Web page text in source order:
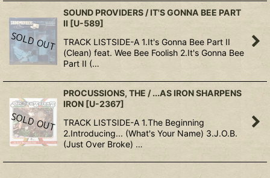
SOUND PROVIDERS / IT'S GONNA BEE PART
II [U-589]
TRACK LISTSIDE-A 1.It's Gonna Bee Part II
(Clean) feat. Wee Bee Foolish 2.It's Gonna Bee
Part II (…
PROCUSSIONS, THE / ...AS IRON SHARPENS
IRON [U-2367]
TRACK LISTSIDE-A 1.The Beginning
2.Introducing... (What's Your Name) 3.J.O.B.
(Just Over Broke) …